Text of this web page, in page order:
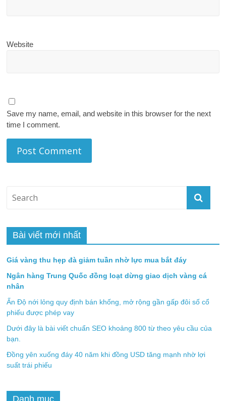
Website
Save my name, email, and website in this browser for the next
time I comment.
Bài viết mới nhất
Giá vàng thu hẹp đà giảm tuần nhờ lực mua bắt đáy
Ngân hàng Trung Quốc đồng loạt dừng giao dịch vàng cá
nhân
Ấn Độ nới lỏng quy định bán khống, mở rộng gần gấp đôi số cổ
phiếu được phép vay
Dưới đây là bài viết chuẩn SEO khoảng 800 từ theo yêu cầu của
bạn.
Đồng yên xuống đáy 40 năm khi đồng USD tăng mạnh nhờ lợi
suất trái phiếu
Danh mục